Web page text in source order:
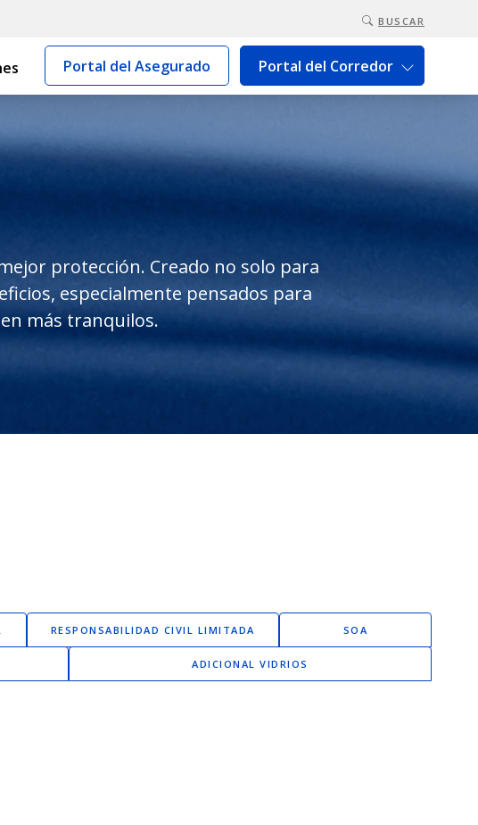
BUSCAR
Portal del Asegurado Portal del Corredor
protección. Creado no solo para
especialmente pensados para
más tranquilos.
RESPONSABILIDAD CIVIL LIMITADA SOA
ADICIONAL VIDRIOS